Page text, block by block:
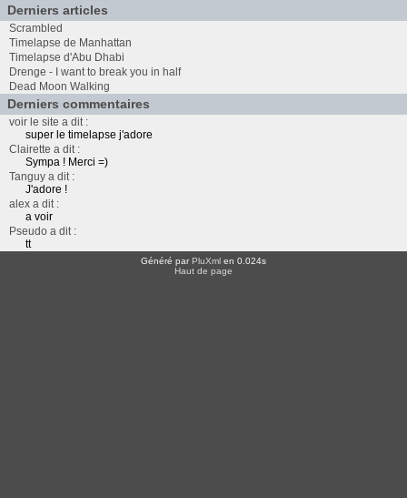
Derniers articles
Scrambled
Timelapse de Manhattan
Timelapse d'Abu Dhabi
Drenge - I want to break you in half
Dead Moon Walking
Derniers commentaires
voir le site a dit :
super le timelapse j'adore
Clairette a dit :
Sympa ! Merci =)
Tanguy a dit :
J'adore !
alex a dit :
a voir
Pseudo a dit :
tt
Généré parPluXml en 0.024s
Haut de page